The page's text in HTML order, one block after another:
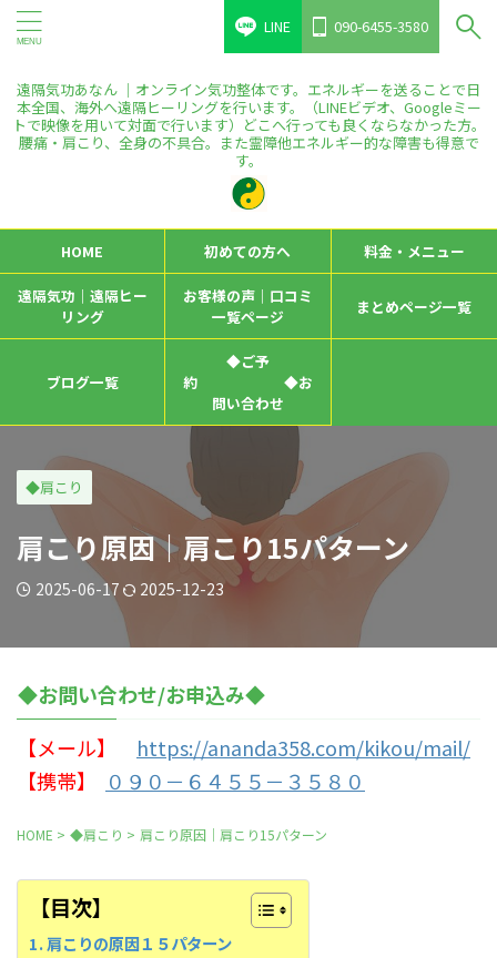
LINE 090-6455-3580
遠隔気功あなん ｜オンライン気功整体です。エネルギーを送ることで日
本全国、海外へ遠隔ヒーリングを行います。（LINEビデオ、Googleミー
トで映像を用いて対面で行います）どこへ行っても良くならなかった方。
腰痛・肩こり、全身の不具合。また霊障他エネルギー的な障害も得意で
す。
HOME 初めての方へ 料金・メニュー
遠隔気功｜遠隔ヒー
リング
お客様の声｜口コミ
一覧ページ
まとめページ一覧
ブログ一覧
◆ご予
約 ◆お
問い合わせ
◆肩こり
肩こり原因｜肩こり15パターン
2025-06-17 2025-12-23
◆お問い合わせ/お申込み◆
【メール】
https://ananda358.com/kikou/mail/
【携帯】
０９０－６４５５－３５８０
HOME > ◆肩こり > 肩こり原因｜肩こり15パターン
【目次】
肩こりの原因１５パターン